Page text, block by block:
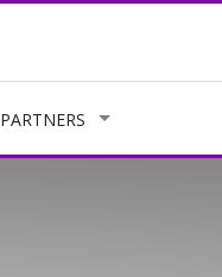
PARTNERS